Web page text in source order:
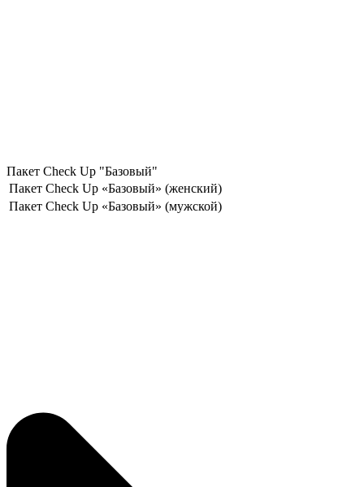
Пакет Check Up "Базовый"
Пакет Check Up «Базовый» (женский)
Пакет Check Up «Базовый» (мужской)